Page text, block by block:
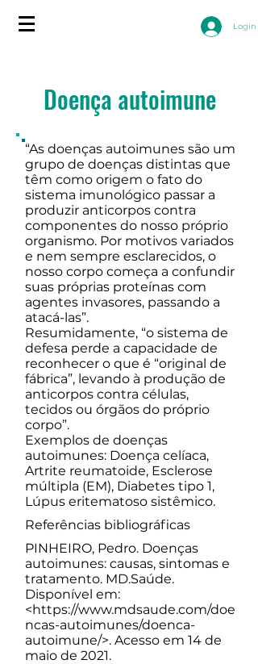
Login
Doença autoimune
“As doenças autoimunes são um
grupo de doenças distintas que
têm como origem o fato do
sistema imunológico passar a
produzir anticorpos contra
componentes do nosso próprio
organismo. Por motivos variados
e nem sempre esclarecidos, o
nosso corpo começa a confundir
suas próprias proteínas com
agentes invasores, passando a
atacá-las”.
Resumidamente, “o sistema de
defesa perde a capacidade de
reconhecer o que é “original de
fábrica”, levando à produção de
anticorpos contra células,
tecidos ou órgãos do próprio
corpo”.
Exemplos de doenças
autoimunes: Doença celíaca,
Artrite reumatoide, Esclerose
múltipla (EM), Diabetes tipo 1,
Lúpus eritematoso sistêmico.
Referências bibliográficas
PINHEIRO, Pedro. Doenças
autoimunes: causas, sintomas e
tratamento. MD.Saúde.
Disponível em:
<https://www.mdsaude.com/doe
ncas-autoimunes/doenca-
autoimune/>. Acesso em 14 de
maio de 2021.